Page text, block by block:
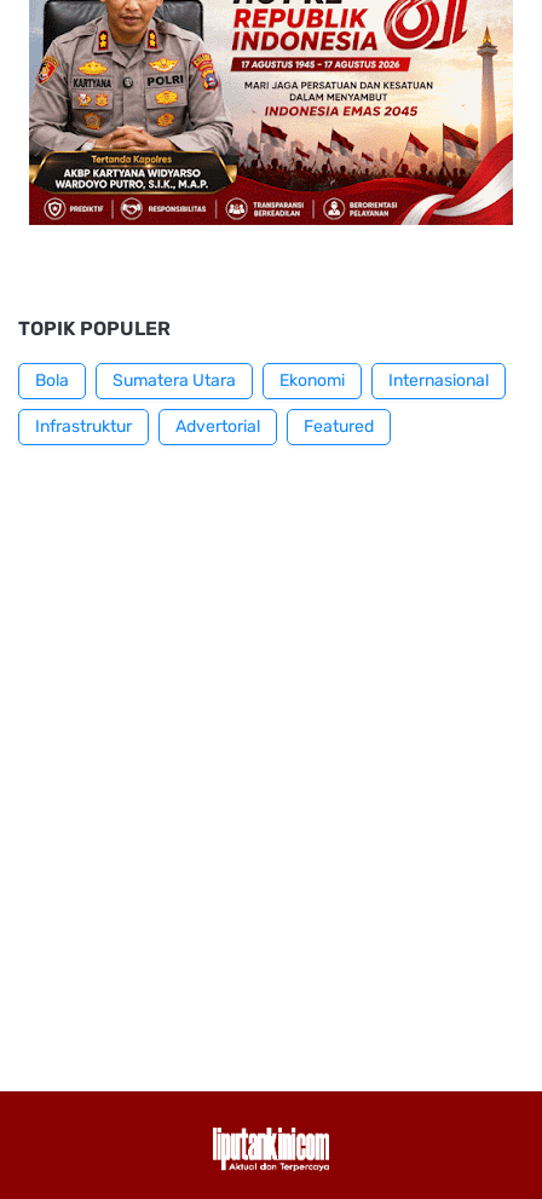
TOPIK POPULER
Bola Sumatera Utara Ekonomi Internasional
Infrastruktur Advertorial Featured